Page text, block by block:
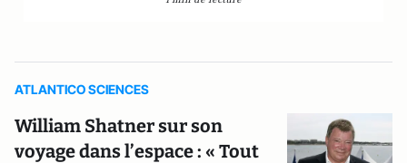
ATLANTICO SCIENCES
William Shatner sur son
voyage dans l’espace : « Tout